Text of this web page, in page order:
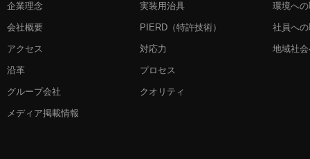
企業理念
会社概要
アクセス
沿革
グループ会社
メディア掲載情報
実装用治具
PIERD （特許技術）
対応力
プロセス
クオリティ
環境へ
社員へ
地域社